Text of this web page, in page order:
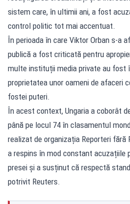
sistem care, în ultimii ani, a fost
control politic tot mai accentuat.
În perioada în care Viktor Orban s-a
publică a fost criticată pentru
multe instituții media private au fost
proprietatea unor oameni de afaceri
fostei puteri.
În acest context, Ungaria a coborât
până pe locul 74 în clasamentul
realizat de organizația Reporteri fără
a respins în mod constant acuzațiile
presei și a susținut că respectă
potrivit Reuters.